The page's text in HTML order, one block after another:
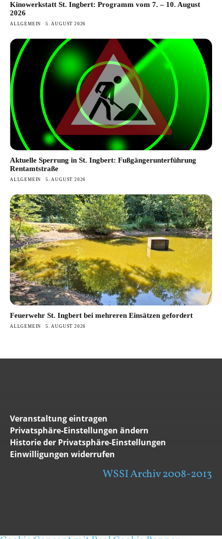
Kinowerkstatt St. Ingbert: Programm vom 7. – 10. August
2026
ALLGEMEIN 5. AUGUST 2026
Aktuelle Sperrung in St. Ingbert: Fußgängerunterführung
Rentamtstraße
ALLGEMEIN 5. AUGUST 2026
Feuerwehr St. Ingbert bei mehreren Einsätzen gefordert
ALLGEMEIN 5. AUGUST 2026
Veranstaltung eintragen
Privatsphäre-Einstellungen ändern
Historie der Privatsphäre-Einstellungen
Einwilligungen widerrufen
WSSI Archiv 2008-2013